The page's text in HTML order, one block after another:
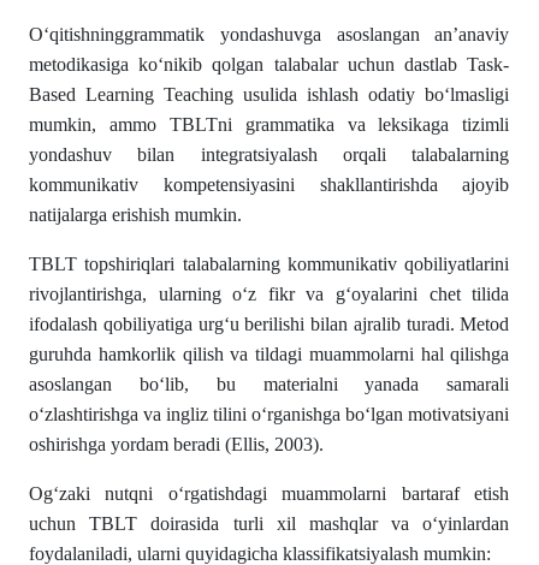
O‘qitishninggrammatik yondashuvga asoslangan an’anaviy
metodikasiga ko‘nikib qolgan talabalar uchun dastlab Task-
Based Learning Teaching usulida ishlash odatiy bo‘lmasligi
mumkin, ammo TBLTni grammatika va leksikaga tizimli
yondashuv bilan integratsiyalash orqali talabalarning
kommunikativ kompetensiyasini shakllantirishda ajoyib
natijalarga erishish mumkin.
TBLT topshiriqlari talabalarning kommunikativ qobiliyatlarini
rivojlantirishga, ularning o‘z fikr va g‘oyalarini chet tilida
ifodalash qobiliyatiga urg‘u berilishi bilan ajralib turadi. Metod
guruhda hamkorlik qilish va tildagi muammolarni hal qilishga
asoslangan bo‘lib, bu materialni yanada samarali
o‘zlashtirishga va ingliz tilini o‘rganishga bo‘lgan motivatsiyani
oshirishga yordam beradi (Ellis, 2003).
Og‘zaki nutqni o‘rgatishdagi muammolarni bartaraf etish
uchun TBLT doirasida turli xil mashqlar va o‘yinlardan
foydalaniladi, ularni quyidagicha klassifikatsiyalash mumkin: